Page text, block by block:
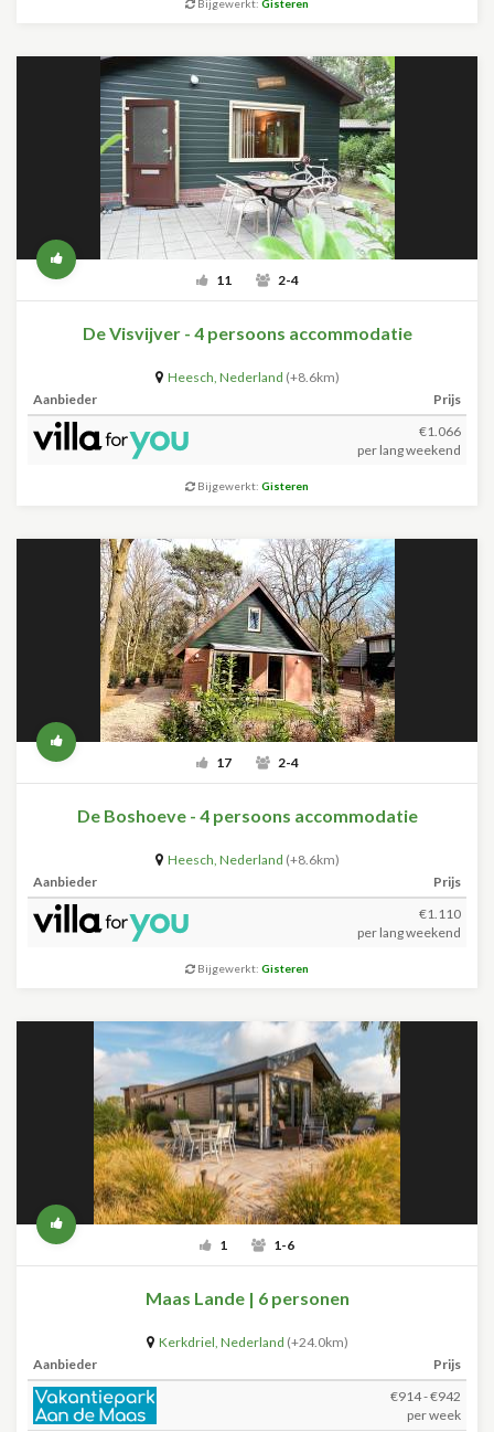
Bijgewerkt: Gisteren
11 2-4
De Visvijver - 4 persoons accommodatie
Heesch, Nederland (+8.6km)
Aanbieder
Prijs
€1.066
per lang weekend
Bijgewerkt: Gisteren
17 2-4
De Boshoeve - 4 persoons accommodatie
Heesch, Nederland (+8.6km)
Aanbieder
Prijs
€1.110
per lang weekend
Bijgewerkt: Gisteren
1 1-6
Maas Lande | 6 personen
Kerkdriel, Nederland (+24.0km)
Aanbieder
Prijs
€914 - €942
per week